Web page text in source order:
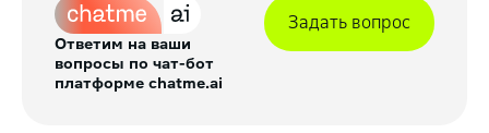
Ответим на ваши
вопросы по чат-бот
платформе chatme.ai
Задать вопрос